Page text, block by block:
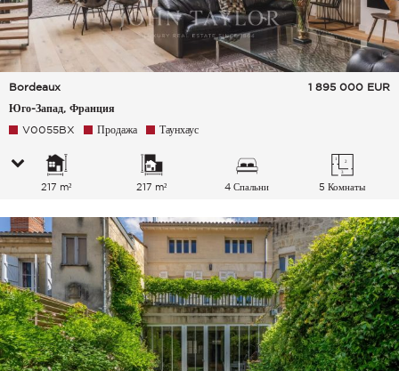
Bordeaux
Юго-Запад, Франция
1 895 000 EUR
V0055BX Продажа Таунхаус
217 m² 217 m² 4 Спальни 5 Комнаты